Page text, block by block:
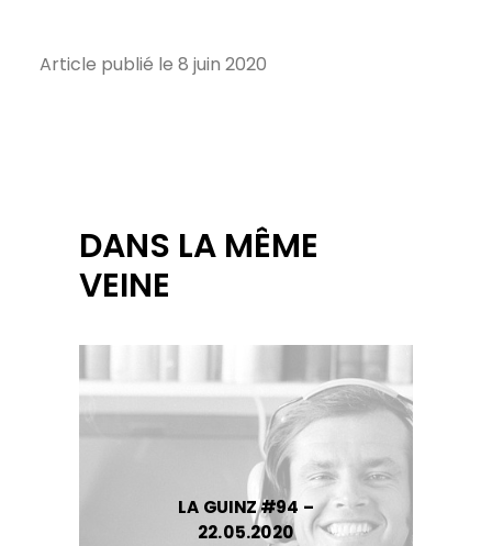
Article publié le 8 juin 2020
DANS LA MÊME
VEINE
LA GUINZ #94 –
22.05.2020